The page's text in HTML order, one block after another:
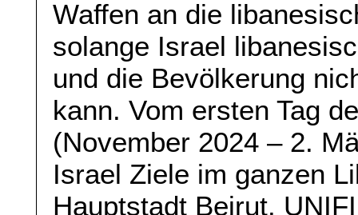
Waffen an die
solange Israel
und die Bevölkerung
kann. Vom ersten Tag
(November 2024 – 2.
Israel Ziele im ganzen
Hauptstadt Beirut.